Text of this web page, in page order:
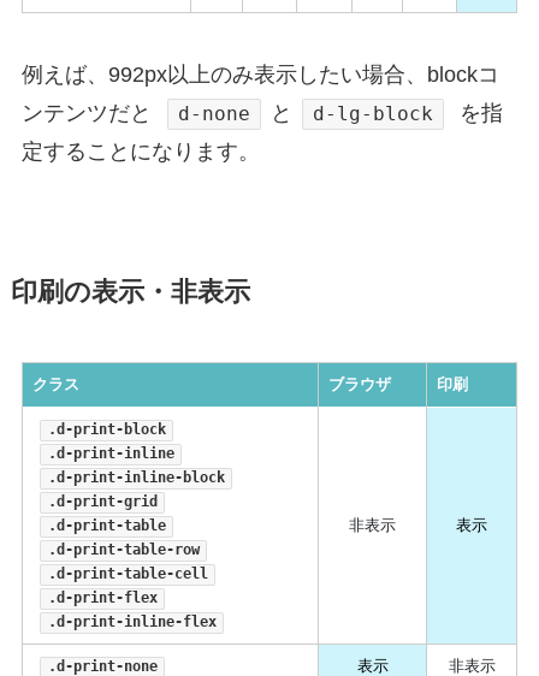
例えば、992px以上のみ表示したい場合、blockコ
ンテンツだと
d-none と d-lg-block
を指
定することになります。
印刷の表示・非表示
クラス ブラウザ 印刷
.d-print-block
.d-print-inline
.d-print-inline-block
.d-print-grid
.d-print-table
.d-print-table-row
.d-print-table-cell
.d-print-flex
.d-print-inline-flex
非表示 表示
.d-print-none 表示 非表示